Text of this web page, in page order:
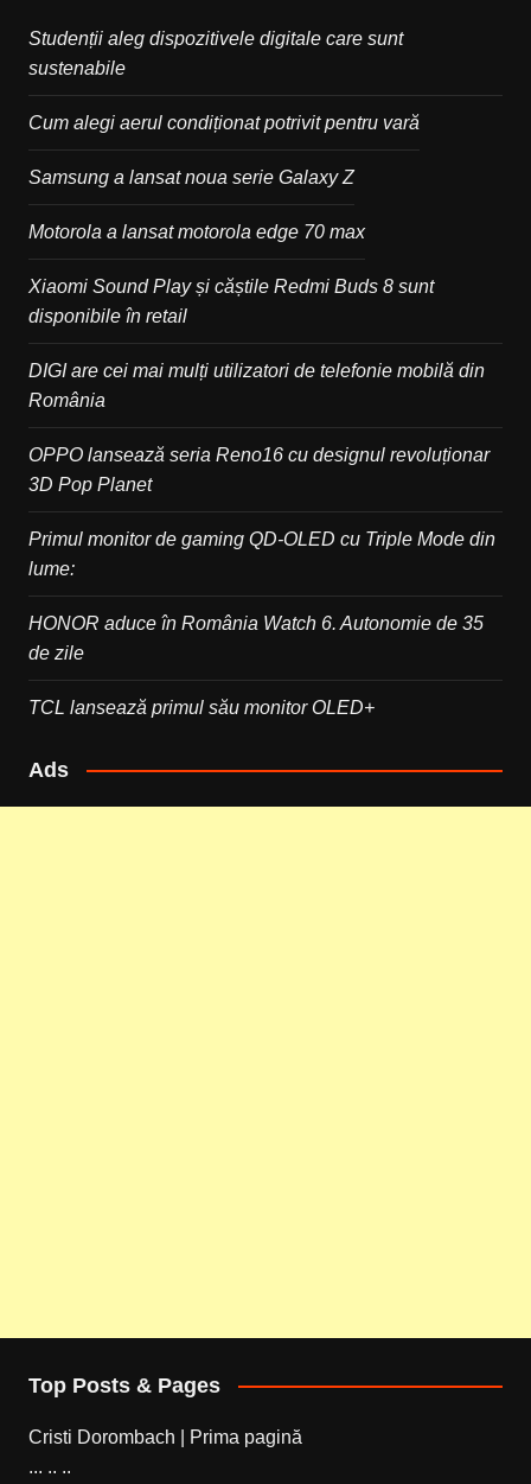
Studenții aleg dispozitivele digitale care sunt
sustenabile
Cum alegi aerul condiționat potrivit pentru vară
Samsung a lansat noua serie Galaxy Z
Motorola a lansat motorola edge 70 max
Xiaomi Sound Play și căștile Redmi Buds 8 sunt
disponibile în retail
DIGI are cei mai mulți utilizatori de telefonie mobilă din
România
OPPO lansează seria Reno16 cu designul revoluționar
3D Pop Planet
Primul monitor de gaming QD-OLED cu Triple Mode din
lume:
HONOR aduce în România Watch 6. Autonomie de 35
de zile
TCL lansează primul său monitor OLED+
Ads
Top Posts & Pages
Cristi Dorombach | Prima pagină
... .. ..